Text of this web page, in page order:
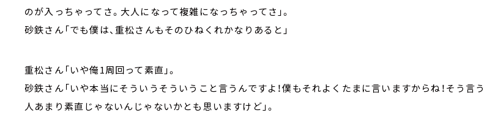
のが入っちゃってさ。大人になって複雑になっちゃってさ」。
砂鉄さん「でも僕は、重松さんもそのひねくれかなりあると」
重松さん「いや俺1周回って素直」。
砂鉄さん「いや本当にそういうそういうこと言うんですよ！僕もそれよくたまに言いますからね！そう言う
人あまり素直じゃないんじゃないかとも思いますけど」。